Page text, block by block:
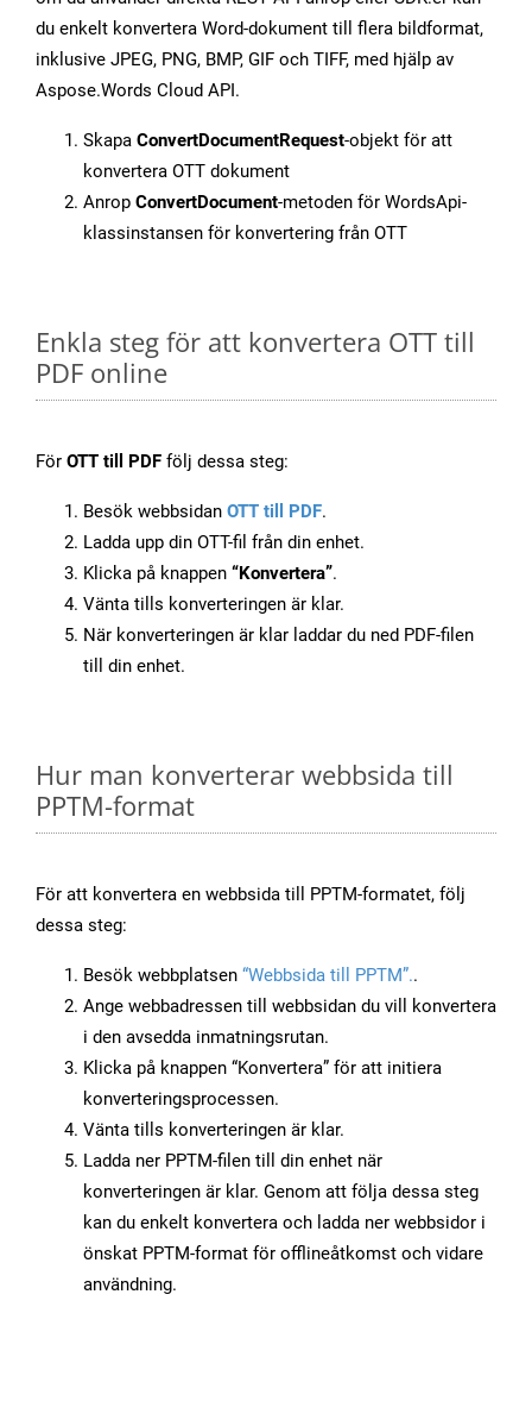
du enkelt konvertera Word-dokument till flera bildformat,
inklusive JPEG, PNG, BMP, GIF och TIFF, med hjälp av
Aspose.Words Cloud API.
Skapa ConvertDocumentRequest-objekt för att
konvertera OTT dokument
Anrop ConvertDocument-metoden för WordsApi-
klassinstansen för konvertering från OTT
Enkla steg för att konvertera OTT till
PDF online
För OTT till PDF följ dessa steg:
Besök webbsidan OTT till PDF.
Ladda upp din OTT-fil från din enhet.
Klicka på knappen “Konvertera”.
Vänta tills konverteringen är klar.
När konverteringen är klar laddar du ned PDF-filen
till din enhet.
Hur man konverterar webbsida till
PPTM-format
För att konvertera en webbsida till PPTM-formatet, följ
dessa steg:
Besök webbplatsen “Webbsida till PPTM”..
Ange webbadressen till webbsidan du vill konvertera
i den avsedda inmatningsrutan.
Klicka på knappen “Konvertera” för att initiera
konverteringsprocessen.
Vänta tills konverteringen är klar.
Ladda ner PPTM-filen till din enhet när
konverteringen är klar. Genom att följa dessa steg
kan du enkelt konvertera och ladda ner webbsidor i
önskat PPTM-format för offlineåtkomst och vidare
användning.